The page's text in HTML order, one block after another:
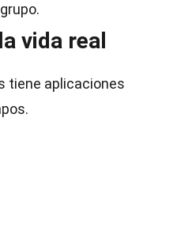
vida real
tiene aplicaciones